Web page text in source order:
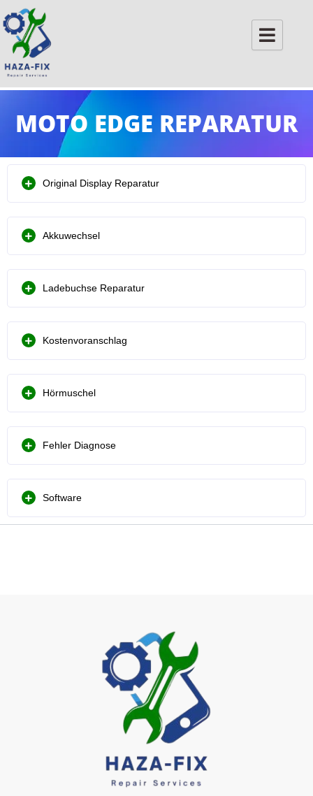
to
content
MOTO EDGE REPARATUR
Original Display Reparatur
Akkuwechsel
Ladebuchse Reparatur
Kostenvoranschlag
Hörmuschel
Fehler Diagnose
Software